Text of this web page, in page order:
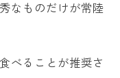
なものだけが常陸
べることが推奨さ